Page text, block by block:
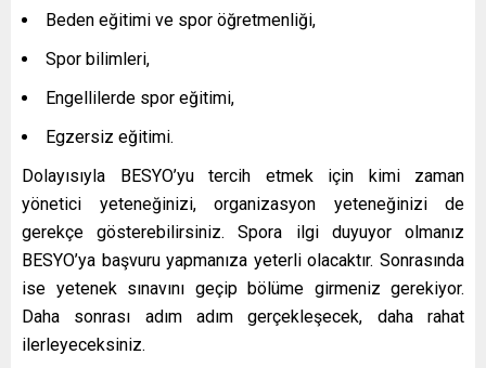
Beden eğitimi ve spor öğretmenliği,
Spor bilimleri,
Engellilerde spor eğitimi,
Egzersiz eğitimi.
Dolayısıyla BESYO’yu tercih etmek için kimi zaman
yönetici yeteneğinizi, organizasyon yeteneğinizi de
gerekçe gösterebilirsiniz. Spora ilgi duyuyor olmanız
BESYO’ya başvuru yapmanıza yeterli olacaktır. Sonrasında
ise yetenek sınavını geçip bölüme girmeniz gerekiyor.
Daha sonrası adım adım gerçekleşecek, daha rahat
ilerleyeceksiniz.